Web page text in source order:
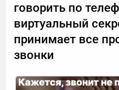
говорить по
виртуальный
принимает все
звонки